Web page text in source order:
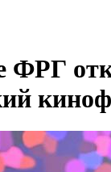
ФРГ